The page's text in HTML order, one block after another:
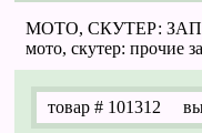
МОТО, СКУТЕР:
мото, скутер: прочие
товар # 101312